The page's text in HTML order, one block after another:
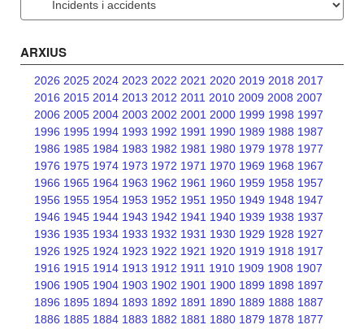
ARXIUS
2026 2025 2024 2023 2022 2021 2020 2019 2018 2017
2016 2015 2014 2013 2012 2011 2010 2009 2008 2007
2006 2005 2004 2003 2002 2001 2000 1999 1998 1997
1996 1995 1994 1993 1992 1991 1990 1989 1988 1987
1986 1985 1984 1983 1982 1981 1980 1979 1978 1977
1976 1975 1974 1973 1972 1971 1970 1969 1968 1967
1966 1965 1964 1963 1962 1961 1960 1959 1958 1957
1956 1955 1954 1953 1952 1951 1950 1949 1948 1947
1946 1945 1944 1943 1942 1941 1940 1939 1938 1937
1936 1935 1934 1933 1932 1931 1930 1929 1928 1927
1926 1925 1924 1923 1922 1921 1920 1919 1918 1917
1916 1915 1914 1913 1912 1911 1910 1909 1908 1907
1906 1905 1904 1903 1902 1901 1900 1899 1898 1897
1896 1895 1894 1893 1892 1891 1890 1889 1888 1887
1886 1885 1884 1883 1882 1881 1880 1879 1878 1877